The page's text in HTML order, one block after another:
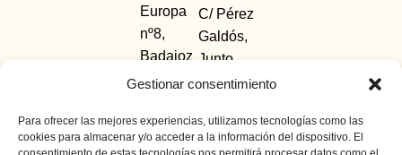
Gestionar consentimiento
Para ofrecer las mejores experiencias, utilizamos tecnologías como las
cookies para almacenar y/o acceder a la información del dispositivo. El
Europa
nº8,
Badajoz
685 48
01-924
391 154
C/ Pérez
Galdós,
Junto
Avda.
Don
Benito,